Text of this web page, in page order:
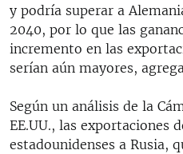
y podría superar a
2040, por lo que las
incremento en las
serían aún mayores,
Según un análisis de la
EE.UU., las exportaciones
estadounidenses a Rusia,